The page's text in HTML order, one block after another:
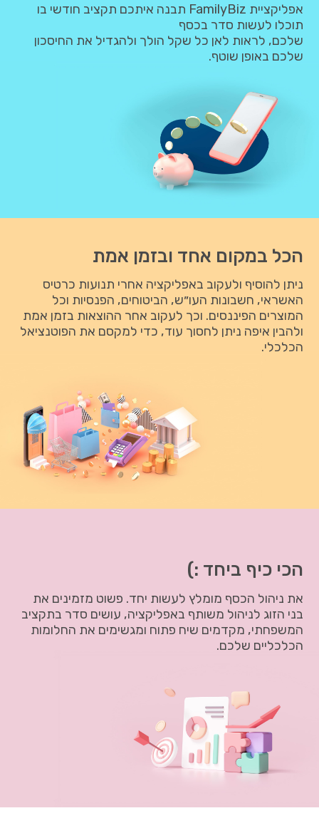
אפליקציית FamilyBiz תבנה איתכם תקציב חודשי בו
תוכלו לעשות סדר בכסף
שלכם, לראות לאן כל שקל הולך ולהגדיל את החיסכון
שלכם באופן שוטף.
הכל במקום אחד ובזמן אמת
ניתן להוסיף ולעקוב באפליקציה אחרי תנועות כרטיס
האשראי, חשבונות העו״ש, הביטוחים, הפנסיות וכל
המוצרים הפיננסים. וכך לעקוב אחר ההוצאות בזמן אמת
ולהבין איפה ניתן לחסוך עוד, כדי למקסם את הפוטנציאל
הכלכלי.
הכי כיף ביחד :)
את ניהול הכסף מומלץ לעשות יחד. פשוט מזמינים את
בני הזוג לניהול משותף באפליקציה, עושים סדר בתקציב
המשפחתי, מקדמים שיח פתוח ומגשימים את החלומות
הכלכליים שלכם.